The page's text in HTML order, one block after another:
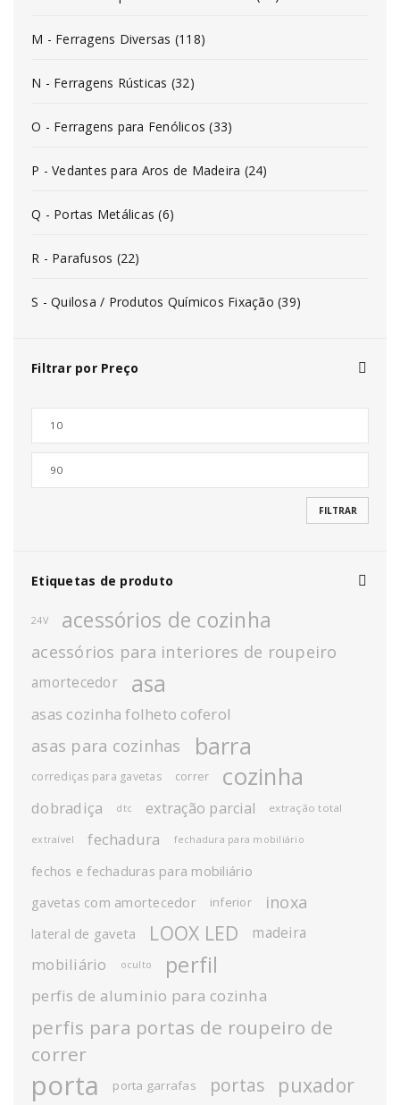
M - Ferragens Diversas (118)
N - Ferragens Rústicas (32)
O - Ferragens para Fenólicos (33)
P - Vedantes para Aros de Madeira (24)
Q - Portas Metálicas (6)
R - Parafusos (22)
S - Quilosa / Produtos Químicos Fixação (39)
Filtrar por Preço
FILTRAR
Etiquetas de produto
24V acessórios de cozinha
acessórios para interiores de roupeiro
amortecedor asa
asas cozinha folheto coferol
asas para cozinhas barra
corrediças para gavetas correr cozinha
dobradiça dtc extração parcial extração total
extraível fechadura fechadura para mobiliário
fechos e fechaduras para mobiliário
gavetas com amortecedor
inferior inoxa
lateral de gaveta LOOX LED madeira
mobiliário oculto perfil
perfis de aluminio para cozinha
perfis para portas de roupeiro de
correr
porta porta garrafas portas puxador